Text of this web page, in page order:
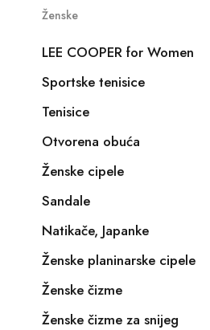
Ženske
LEE COOPER for Women
Sportske tenisice
Tenisice
Otvorena obuća
Ženske cipele
Sandale
Natikače, Japanke
Ženske planinarske cipele
Ženske čizme
Ženske čizme za snijeg